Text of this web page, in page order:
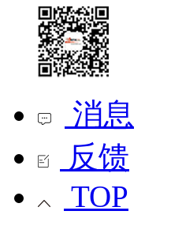
消息
反馈
TOP